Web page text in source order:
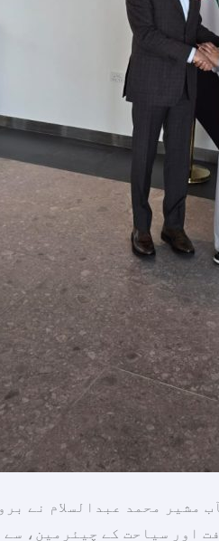
مشیر محمد عبدالسلام نے
اور سیاحت کے چیئرمین، سے